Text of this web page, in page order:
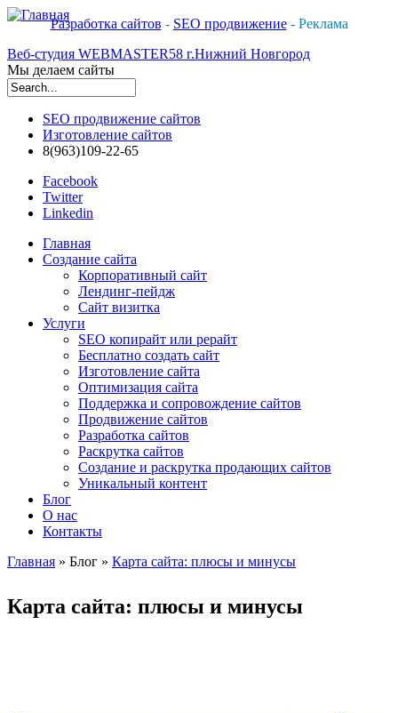
Разработка сайтов - SEO продвижение- Реклама
Веб-студия WEBMASTER58 г.Нижний Новгород
Мы делаем сайты
SEO продвижение сайтов
Изготовление сайтов
8(963)109-22-65
Facebook
Twitter
Linkedin
Главная
Создание сайта
Корпоративный сайт
Лендинг-пейдж
Сайт визитка
Услуги
SEO копирайт или рерайт
Бесплатно создать сайт
Изготовление сайта
Оптимизация сайта
Поддержка и сопровождение сайтов
Продвижение сайтов
Разработка сайтов
Раскрутка сайтов
Создание и раскрутка продающих сайтов
Уникальный контент
Блог
О нас
Контакты
Главная » Блог » Карта сайта: плюсы и минусы
Карта сайта: плюсы и минусы